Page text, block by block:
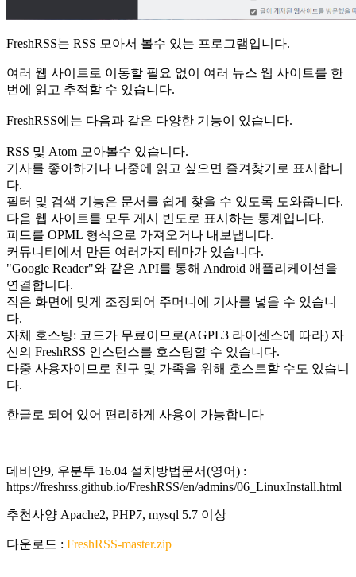
FreshRSS는 RSS 모아서 볼수 있는 프로그램입니다.
여러 웹 사이트로 이동할 필요 없이 여러 뉴스 웹 사이트를 한
번에 읽고 추적할 수 있습니다.
FreshRSS에는 다음과 같은 다양한 기능이 있습니다.
RSS 및 Atom 모아볼수 있습니다.
기사를 좋아하거나 나중에 읽고 싶으면 즐겨찾기로 표시합니
다.
필터 및 검색 기능은 문서를 쉽게 찾을 수 있도록 도와줍니다.
다음 웹 사이트를 모두 게시 빈도로 표시하는 통계입니다.
피드를 OPML 형식으로 가져오거나 내보냅니다.
커뮤니티에서 만든 여러가지 테마가 있습니다.
"Google Reader"와 같은 API를 통해 Android 애플리케이션을
연결합니다.
작은 화면에 맞게 조정되어 주머니에 기사를 넣을 수 있습니
다.
자체 호스팅: 코드가 무료이므로(AGPL3 라이센스에 따라) 자
신의 FreshRSS 인스턴스를 호스팅할 수 있습니다.
다중 사용자이므로 친구 및 가족을 위해 호스트할 수도 있습니
다.
한글로 되어 있어 편리하게 사용이 가능합니다
데비안9, 우분투 16.04 설치방법문서(영어) :
https://freshrss.github.io/FreshRSS/en/admins/06_LinuxInstall.html
추천사양 Apache2, PHP7, mysql 5.7 이상
다운로드 : FreshRSS-master.zip